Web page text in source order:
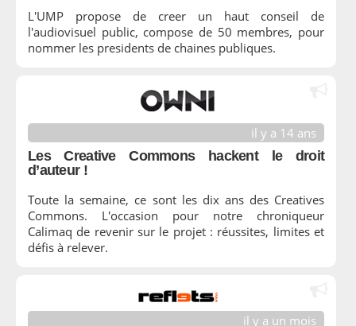
L'UMP propose de creer un haut conseil de
l'audiovisuel public, compose de 50 membres, pour
nommer les presidents de chaines publiques.
il y a 14 ans
Les Creative Commons hackent le droit
d’auteur !
Toute la semaine, ce sont les dix ans des Creatives
Commons. L'occasion pour notre chroniqueur
Calimaq de revenir sur le projet : réussites, limites et
défis à relever.
il y a un mois